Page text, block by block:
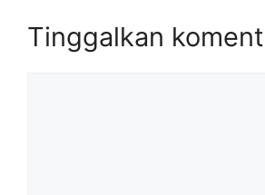
Tinggalkan